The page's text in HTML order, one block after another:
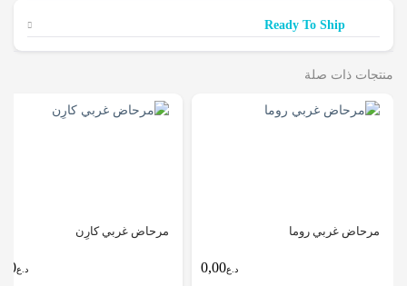
Ready To Ship
منتجات ذات صلة
مرحاض غربي روما
د.ع0,00
مرحاض غربي كارِن
د.ع